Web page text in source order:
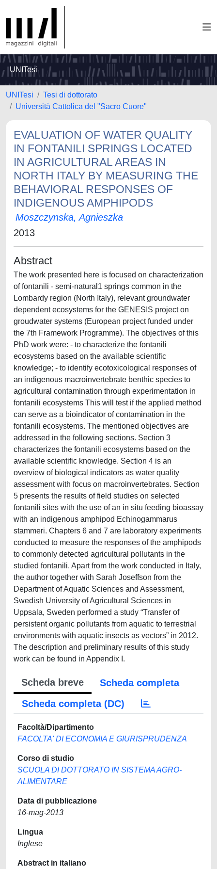
UNITesi
UNITesi
Tesi di dottorato
Università Cattolica del "Sacro Cuore"
EVALUATION OF WATER QUALITY
IN FONTANILI SPRINGS LOCATED
IN AGRICULTURAL AREAS IN
NORTH ITALY BY MEASURING THE
BEHAVIORAL RESPONSES OF
INDIGENOUS AMPHIPODS
Moszczynska, Agnieszka
2013
Abstract
The work presented here is focused on characterization
of fontanili - semi-natural1 springs common in the
Lombardy region (North Italy), relevant groundwater
dependent ecosystems for the GENESIS project on
groudwater systems (European project funded under
the 7th Framework Programme). The objectives of this
PhD work were: - to characterize the fontanili
ecosystems based on the available scientific
knowledge; - to identify ecotoxicological responses of
an indigenous macroinvertebrate benthic species to
agricultural contamination through experimentation in
fontanili ecosystems This will test if the applied method
can serve as a bioindicator of contamination in the
fontanili ecosystems. The mentioned objectives are
addressed in the following sections. Section 3
characterizes the fontanili ecosystems based on the
available scientific knowledge. Section 4 is an
overview of biological indicators as water quality
assessment with focus on macroinvertebrates. Section
5 presents the results of field studies on selected
fontanili sites with the use of an in situ feeding bioassay
with an indigenous amphipod Echinogammarus
stammeri. Chapters 6 and 7 are laboratory experiments
conducted to measure the responses of the amphipods
to commonly detected agricultural pollutants in the
studied fontanili. Apart from the work conducted in Italy,
the author together with Sarah Joseffson from the
Department of Aquatic Sciences and Assessment,
Swedish University of Agricultural Sciences in
Uppsala, Sweden performed a study “Transfer of
persistent organic pollutants from aquatic to terrestrial
environments with aquatic insects as vectors” in 2012.
The description and preliminary results of this study
work can be found in Appendix I.
Scheda breve
Scheda completa
Scheda completa (DC)
Facoltà/Dipartimento
FACOLTA' DI ECONOMIA E GIURISPRUDENZA
Corso di studio
SCUOLA DI DOTTORATO IN SISTEMA AGRO-
ALIMENTARE
Data di pubblicazione
16-mag-2013
Lingua
Inglese
Abstract in italiano